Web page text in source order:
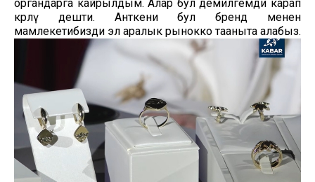
органдарга кайрылдым. Алар бул демилгемди карап
көрөлү дешти. Анткени бул бренд менен
мамлекетибизди эл аралык рынокко тааныта алабыз.